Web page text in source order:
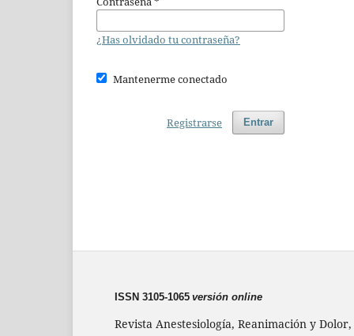
¿Has olvidado tu contraseña?
Mantenerme conectado
Entrar
Registrarse
ISSN 3105-1065 versión online
Revista Anestesiología, Reanimación y Dolor,